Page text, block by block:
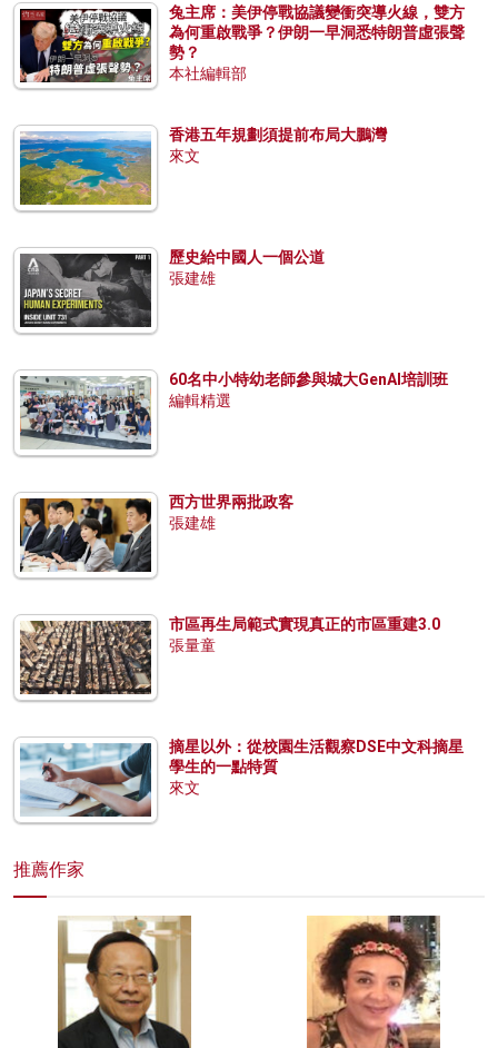
兔主席：美伊停戰協議變衝突導火線，雙方
為何重啟戰爭？伊朗一早洞悉特朗普虛張聲
勢？
本社編輯部
香港五年規劃須提前布局大鵬灣
來文
歷史給中國人一個公道
張建雄
60名中小特幼老師參與城大GenAI培訓班
編輯精選
西方世界兩批政客
張建雄
市區再生局範式實現真正的市區重建3.0
張量童
摘星以外：從校園生活觀察DSE中文科摘星
學生的一點特質
來文
推薦作家